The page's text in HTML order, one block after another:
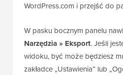
WordPress.com i przejść do
W pasku bocznym panelu
Narzędzia » Eksport. Jeśli
widoku, być może będziesz
zakładce „Ustawienia” lub